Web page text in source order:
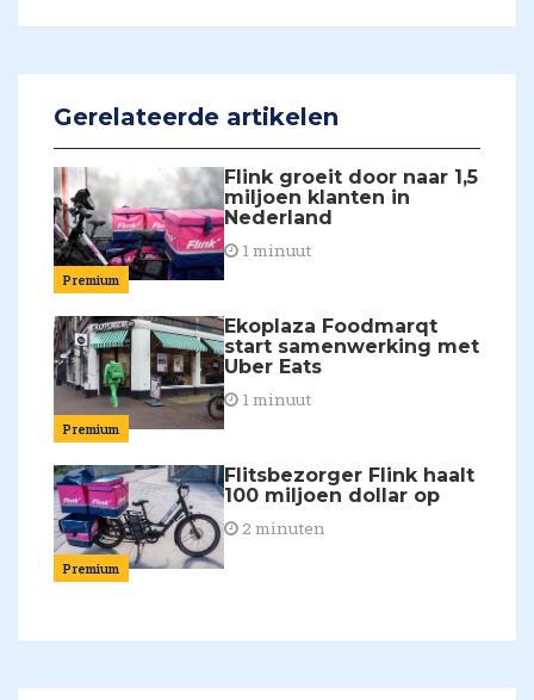
Gerelateerde artikelen
Premium
Flink groeit door naar 1,5
miljoen klanten in
Nederland
1 minuut
Premium
Ekoplaza Foodmarqt
start samenwerking met
Uber Eats
1 minuut
Premium
Flitsbezorger Flink haalt
100 miljoen dollar op
2 minuten